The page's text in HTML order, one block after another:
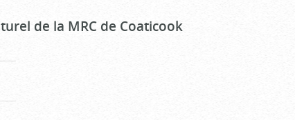
de la MRC de Coaticook